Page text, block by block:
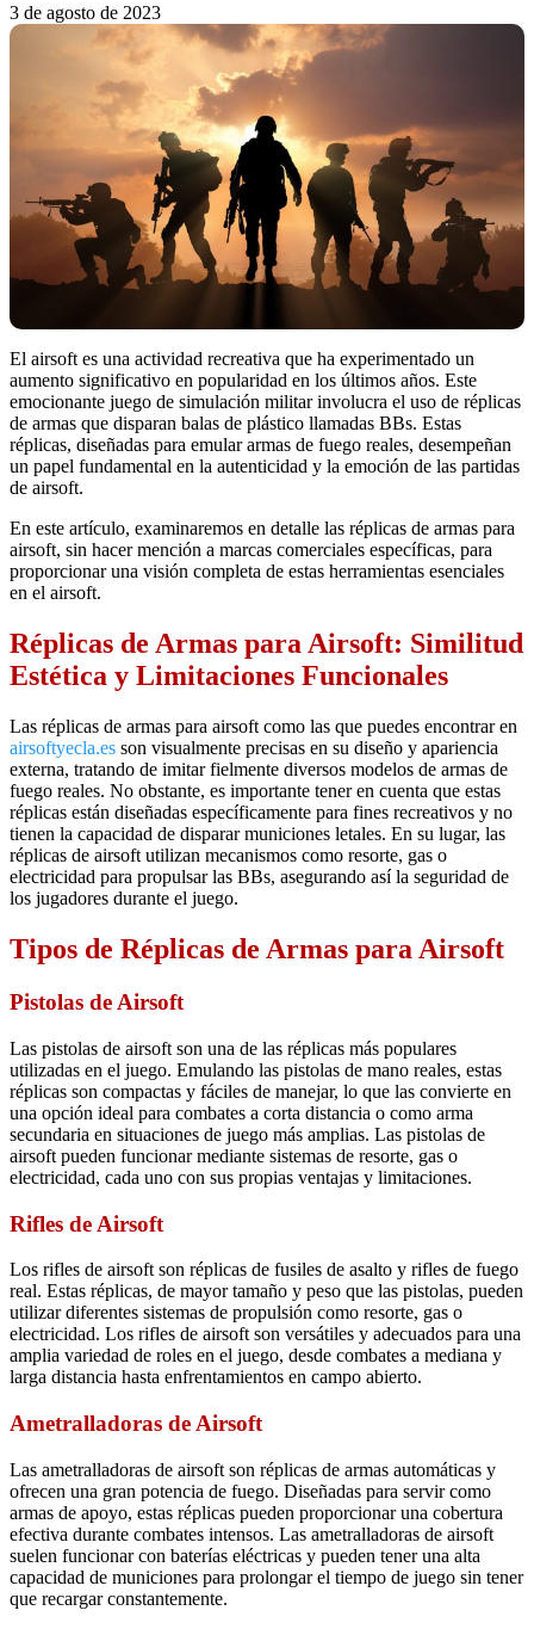
3 de agosto de 2023
El airsoft es una actividad recreativa que ha experimentado un
aumento significativo en popularidad en los últimos años. Este
emocionante juego de simulación militar involucra el uso de réplicas
de armas que disparan balas de plástico llamadas BBs. Estas
réplicas, diseñadas para emular armas de fuego reales, desempeñan
un papel fundamental en la autenticidad y la emoción de las partidas
de airsoft.
En este artículo, examinaremos en detalle las réplicas de armas para
airsoft, sin hacer mención a marcas comerciales específicas, para
proporcionar una visión completa de estas herramientas esenciales
en el airsoft.
Réplicas de Armas para Airsoft: Similitud
Estética y Limitaciones Funcionales
Las réplicas de armas para airsoft como las que puedes encontrar en
airsoftyecla.es son visualmente precisas en su diseño y apariencia
externa, tratando de imitar fielmente diversos modelos de armas de
fuego reales. No obstante, es importante tener en cuenta que estas
réplicas están diseñadas específicamente para fines recreativos y no
tienen la capacidad de disparar municiones letales. En su lugar, las
réplicas de airsoft utilizan mecanismos como resorte, gas o
electricidad para propulsar las BBs, asegurando así la seguridad de
los jugadores durante el juego.
Tipos de Réplicas de Armas para Airsoft
Pistolas de Airsoft
Las pistolas de airsoft son una de las réplicas más populares
utilizadas en el juego. Emulando las pistolas de mano reales, estas
réplicas son compactas y fáciles de manejar, lo que las convierte en
una opción ideal para combates a corta distancia o como arma
secundaria en situaciones de juego más amplias. Las pistolas de
airsoft pueden funcionar mediante sistemas de resorte, gas o
electricidad, cada uno con sus propias ventajas y limitaciones.
Rifles de Airsoft
Los rifles de airsoft son réplicas de fusiles de asalto y rifles de fuego
real. Estas réplicas, de mayor tamaño y peso que las pistolas, pueden
utilizar diferentes sistemas de propulsión como resorte, gas o
electricidad. Los rifles de airsoft son versátiles y adecuados para una
amplia variedad de roles en el juego, desde combates a mediana y
larga distancia hasta enfrentamientos en campo abierto.
Ametralladoras de Airsoft
Las ametralladoras de airsoft son réplicas de armas automáticas y
ofrecen una gran potencia de fuego. Diseñadas para servir como
armas de apoyo, estas réplicas pueden proporcionar una cobertura
efectiva durante combates intensos. Las ametralladoras de airsoft
suelen funcionar con baterías eléctricas y pueden tener una alta
capacidad de municiones para prolongar el tiempo de juego sin tener
que recargar constantemente.